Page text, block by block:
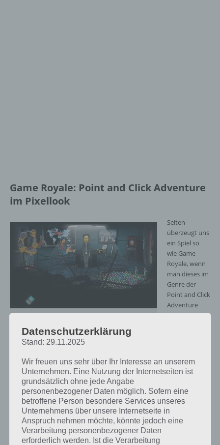
Game Royale: Point and Click Adventure
im Pixellook
Screenshot – (c) btf GmbH
Selten
überzeugt uns
ein Spiel so
wie Game
Royale, wenn
man dieses im
Genre der
Point and Click
Adventure
bewertet. So
und die Umsetzung ist den Entwicklern sehr gut gelungen.
Point and Click Adventure waren in den 90er Jahren äußerst beliebt.
Wer das Genre noch nicht kennen sollte, so müsst ihr an
verschiedenen Punkten tippen und dort den Gegenstand anfassen,
ansehen oder mit diesem Sprechen. Lustig wird es vor allem dann,
wenn Jan Böhermann, den ihr in Game Royale spielt, mit
irgendwelchen Gegenständen reden soll. Dann kommen Sprüche wie
“Das würde nicht mal der Kerner machen” und weitere.
Datenschutzerklärung
Stand: 29.11.2025
Wir freuen uns sehr über Ihr Interesse an unserem
Unternehmen. Eine Nutzung der Internetseiten ist
grundsätzlich ohne jede Angabe
personenbezogener Daten möglich. Sofern eine
betroffene Person besondere Services unseres
Unternehmens über unsere Internetseite in
Anspruch nehmen möchte, könnte jedoch eine
Verarbeitung personenbezogener Daten
erforderlich werden. Ist die Verarbeitung